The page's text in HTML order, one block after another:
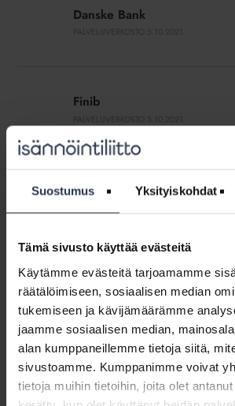
Suostumus Yksityiskohdat
Tämä sivusto käyttää evästeitä
Käytämme evästeitä tarjoamamme
räätälöimiseen, sosiaalisen median
tukemiseen ja kävijämäärämme
jaamme sosiaalisen median,
alan kumppaneillemme tietoja siitä,
sivustoamme. Kumppanimme voivat
tietoja muihin tietoihin, joita olet
Danske Bank
Finib
Howden
Intrum
Intrum
PALVELUVERKOSTO 5.10.2021
OP
OP
PALVELUVERKOSTO 14.3.2025